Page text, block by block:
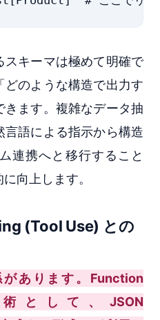
スキーマは極めて明確で
のような構造で出力す
ます。複雑なデータ抽
語による指示から構造
連携へと移行すること
向上します。
(Tool Use) との
あります。Function
として、JSON